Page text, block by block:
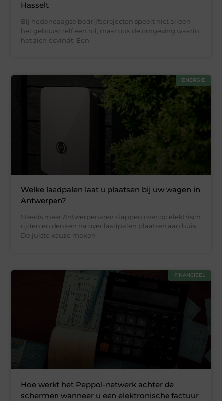
Hasselt
Bij hedendaagse bedrijfsprojecten speelt niet alleen
het gebouw zelf een rol, maar ook de omgeving waarin
het zich bevindt. Een
ENERGIE
Welke laadpalen laat u plaatsen bij uw wagen in
Antwerpen?
Steeds meer Antwerpenaren stappen over op elektrisch
rijden en denken na over laadpalen plaatsen aan huis.
De juiste keuze maken
FINANCIEEL
Hoe werkt het Peppol-netwerk achter de
schermen wanneer u een elektronische factuur